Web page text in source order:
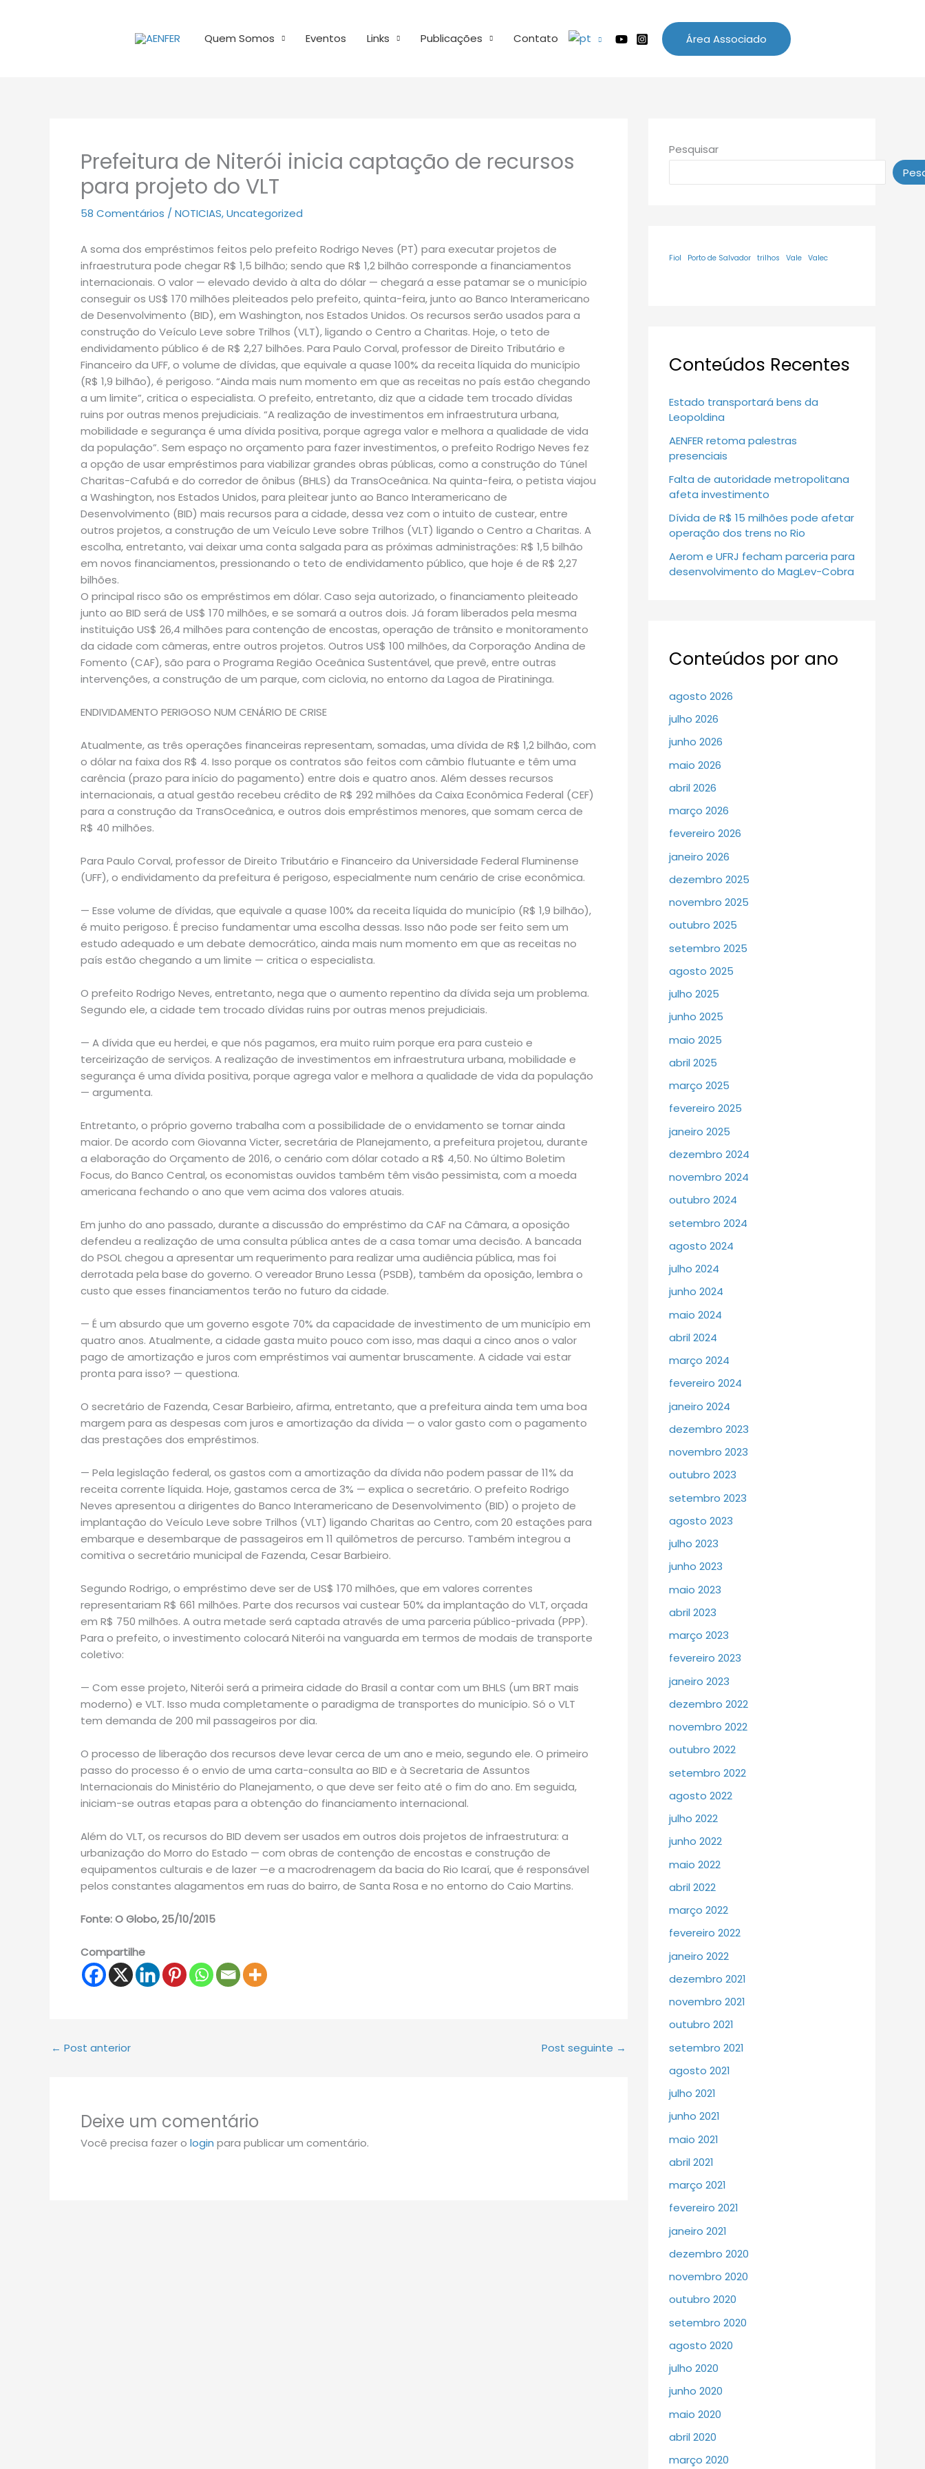
Quem Somos Eventos Links Publicações Contato Área Associado
Prefeitura de Niterói inicia captação de recursos
para projeto do VLT
58 Comentários / NOTICIAS,Uncategorized
A soma dos empréstimos feitos pelo prefeito Rodrigo Neves (PT) para executar projetos de
infraestrutura pode chegar R$ 1,5 bilhão; sendo que R$ 1,2 bilhão corresponde a financiamentos
internacionais. O valor — elevado devido à alta do dólar — chegará a esse patamar se o município
conseguir os US$ 170 milhões pleiteados pelo prefeito, quinta-feira, junto ao Banco Interamericano
de Desenvolvimento (BID), em Washington, nos Estados Unidos. Os recursos serão usados para a
construção do Veículo Leve sobre Trilhos (VLT), ligando o Centro a Charitas. Hoje, o teto de
endividamento público é de R$ 2,27 bilhões. Para Paulo Corval, professor de Direito Tributário e
Financeiro da UFF, o volume de dívidas, que equivale a quase 100% da receita líquida do município
(R$ 1,9 bilhão), é perigoso. “Ainda mais num momento em que as receitas no país estão chegando
a um limite”, critica o especialista. O prefeito, entretanto, diz que a cidade tem trocado dívidas
ruins por outras menos prejudiciais. “A realização de investimentos em infraestrutura urbana,
mobilidade e segurança é uma dívida positiva, porque agrega valor e melhora a qualidade de vida
da população”. Sem espaço no orçamento para fazer investimentos, o prefeito Rodrigo Neves fez
a opção de usar empréstimos para viabilizar grandes obras públicas, como a construção do Túnel
Charitas-Cafubá e do corredor de ônibus (BHLS) da TransOceânica. Na quinta-feira, o petista viajou
a Washington, nos Estados Unidos, para pleitear junto ao Banco Interamericano de
Desenvolvimento (BID) mais recursos para a cidade, dessa vez com o intuito de custear, entre
outros projetos, a construção de um Veículo Leve sobre Trilhos (VLT) ligando o Centro a Charitas. A
escolha, entretanto, vai deixar uma conta salgada para as próximas administrações: R$ 1,5 bilhão
em novos financiamentos, pressionando o teto de endividamento público, que hoje é de R$ 2,27
bilhões.
O principal risco são os empréstimos em dólar. Caso seja autorizado, o financiamento pleiteado
junto ao BID será de US$ 170 milhões, e se somará a outros dois. Já foram liberados pela mesma
instituição US$ 26,4 milhões para contenção de encostas, operação de trânsito e monitoramento
da cidade com câmeras, entre outros projetos. Outros US$ 100 milhões, da Corporação Andina de
Fomento (CAF), são para o Programa Região Oceânica Sustentável, que prevê, entre outras
intervenções, a construção de um parque, com ciclovia, no entorno da Lagoa de Piratininga.
ENDIVIDAMENTO PERIGOSO NUM CENÁRIO DE CRISE
Atualmente, as três operações financeiras representam, somadas, uma dívida de R$ 1,2 bilhão, com
o dólar na faixa dos R$ 4. Isso porque os contratos são feitos com câmbio flutuante e têm uma
carência (prazo para início do pagamento) entre dois e quatro anos. Além desses recursos
internacionais, a atual gestão recebeu crédito de R$ 292 milhões da Caixa Econômica Federal (CEF)
para a construção da TransOceânica, e outros dois empréstimos menores, que somam cerca de
R$ 40 milhões.
Para Paulo Corval, professor de Direito Tributário e Financeiro da Universidade Federal Fluminense
(UFF), o endividamento da prefeitura é perigoso, especialmente num cenário de crise econômica.
— Esse volume de dívidas, que equivale a quase 100% da receita líquida do município (R$ 1,9 bilhão),
é muito perigoso. É preciso fundamentar uma escolha dessas. Isso não pode ser feito sem um
estudo adequado e um debate democrático, ainda mais num momento em que as receitas no
país estão chegando a um limite — critica o especialista.
O prefeito Rodrigo Neves, entretanto, nega que o aumento repentino da dívida seja um problema.
Segundo ele, a cidade tem trocado dívidas ruins por outras menos prejudiciais.
— A dívida que eu herdei, e que nós pagamos, era muito ruim porque era para custeio e
terceirização de serviços. A realização de investimentos em infraestrutura urbana, mobilidade e
segurança é uma dívida positiva, porque agrega valor e melhora a qualidade de vida da população
— argumenta.
Entretanto, o próprio governo trabalha com a possibilidade de o envidamento se tornar ainda
maior. De acordo com Giovanna Victer, secretária de Planejamento, a prefeitura projetou, durante
a elaboração do Orçamento de 2016, o cenário com dólar cotado a R$ 4,50. No último Boletim
Focus, do Banco Central, os economistas ouvidos também têm visão pessimista, com a moeda
americana fechando o ano que vem acima dos valores atuais.
Em junho do ano passado, durante a discussão do empréstimo da CAF na Câmara, a oposição
defendeu a realização de uma consulta pública antes de a casa tomar uma decisão. A bancada
do PSOL chegou a apresentar um requerimento para realizar uma audiência pública, mas foi
derrotada pela base do governo. O vereador Bruno Lessa (PSDB), também da oposição, lembra o
custo que esses financiamentos terão no futuro da cidade.
— É um absurdo que um governo esgote 70% da capacidade de investimento de um município em
quatro anos. Atualmente, a cidade gasta muito pouco com isso, mas daqui a cinco anos o valor
pago de amortização e juros com empréstimos vai aumentar bruscamente. A cidade vai estar
pronta para isso? — questiona.
O secretário de Fazenda, Cesar Barbieiro, afirma, entretanto, que a prefeitura ainda tem uma boa
margem para as despesas com juros e amortização da dívida — o valor gasto com o pagamento
das prestações dos empréstimos.
— Pela legislação federal, os gastos com a amortização da dívida não podem passar de 11% da
receita corrente líquida. Hoje, gastamos cerca de 3% — explica o secretário. O prefeito Rodrigo
Neves apresentou a dirigentes do Banco Interamericano de Desenvolvimento (BID) o projeto de
implantação do Veículo Leve sobre Trilhos (VLT) ligando Charitas ao Centro, com 20 estações para
embarque e desembarque de passageiros em 11 quilômetros de percurso. Também integrou a
comitiva o secretário municipal de Fazenda, Cesar Barbieiro.
Segundo Rodrigo, o empréstimo deve ser de US$ 170 milhões, que em valores correntes
representariam R$ 661 milhões. Parte dos recursos vai custear 50% da implantação do VLT, orçada
em R$ 750 milhões. A outra metade será captada através de uma parceria público-privada (PPP).
Para o prefeito, o investimento colocará Niterói na vanguarda em termos de modais de transporte
coletivo:
— Com esse projeto, Niterói será a primeira cidade do Brasil a contar com um BHLS (um BRT mais
moderno) e VLT. Isso muda completamente o paradigma de transportes do município. Só o VLT
tem demanda de 200 mil passageiros por dia.
O processo de liberação dos recursos deve levar cerca de um ano e meio, segundo ele. O primeiro
passo do processo é o envio de uma carta-consulta ao BID e à Secretaria de Assuntos
Internacionais do Ministério do Planejamento, o que deve ser feito até o fim do ano. Em seguida,
iniciam-se outras etapas para a obtenção do financiamento internacional.
Além do VLT, os recursos do BID devem ser usados em outros dois projetos de infraestrutura: a
urbanização do Morro do Estado — com obras de contenção de encostas e construção de
equipamentos culturais e de lazer —e a macrodrenagem da bacia do Rio Icaraí, que é responsável
pelos constantes alagamentos em ruas do bairro, de Santa Rosa e no entorno do Caio Martins.
Fonte: O Globo, 25/10/2015
Compartilhe
← Post anterior Post seguinte →
Deixe um comentário
Você precisa fazer o login para publicar um comentário.
Pesquisar
Fiol Porto de Salvador trilhos Vale Valec
Conteúdos Recentes
Estado transportará bens da
Leopoldina
AENFER retoma palestras
presenciais
Falta de autoridade metropolitana
afeta investimento
Dívida de R$ 15 milhões pode afetar
operação dos trens no Rio
Aerom e UFRJ fecham parceria para
desenvolvimento do MagLev-Cobra
Conteúdos por ano
agosto 2026
julho 2026
junho 2026
maio 2026
abril 2026
março 2026
fevereiro 2026
janeiro 2026
dezembro 2025
novembro 2025
outubro 2025
setembro 2025
agosto 2025
julho 2025
junho 2025
maio 2025
abril 2025
março 2025
fevereiro 2025
janeiro 2025
dezembro 2024
novembro 2024
outubro 2024
setembro 2024
agosto 2024
julho 2024
junho 2024
maio 2024
abril 2024
março 2024
fevereiro 2024
janeiro 2024
dezembro 2023
novembro 2023
outubro 2023
setembro 2023
agosto 2023
julho 2023
junho 2023
maio 2023
abril 2023
março 2023
fevereiro 2023
janeiro 2023
dezembro 2022
novembro 2022
outubro 2022
setembro 2022
agosto 2022
julho 2022
junho 2022
maio 2022
abril 2022
março 2022
fevereiro 2022
janeiro 2022
dezembro 2021
novembro 2021
outubro 2021
setembro 2021
agosto 2021
julho 2021
junho 2021
maio 2021
abril 2021
março 2021
fevereiro 2021
janeiro 2021
dezembro 2020
novembro 2020
outubro 2020
setembro 2020
agosto 2020
julho 2020
junho 2020
maio 2020
abril 2020
março 2020